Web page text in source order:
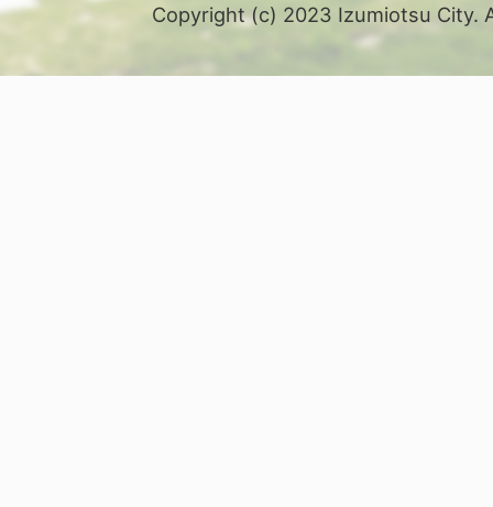
Copyright (c) 2023 Izumiotsu City.